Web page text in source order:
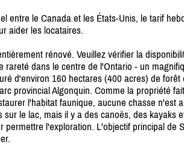
entre le Canada et les États-Unis, le tarif
aider les locataires.
rénové. Veuillez vérifier la
rareté dans le centre de l'Ontario - un
d'environ 160 hectares (400 acres) de
provincial Algonquin. Comme la propriété
l'habitat faunique, aucune chasse n'est
sur le lac, mais il y a des canoës, des kayaks
permettre l'exploration. L'objectif principal de